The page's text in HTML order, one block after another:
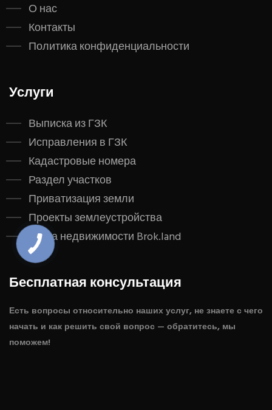
О нас
Контакты
Политика конфиденциальности
Услуги
Выписка из ГЗК
Исправления в ГЗК
Кадастровые номера
Раздел участков
Приватизация земли
Проекты землеустройства
Карта недвижимости Brok.land
Бесплатная консультация
Есть вопросы относительно наших услуг, не знаете с чего
начать и как решить свой вопрос — обратитесь, мы
поможем!